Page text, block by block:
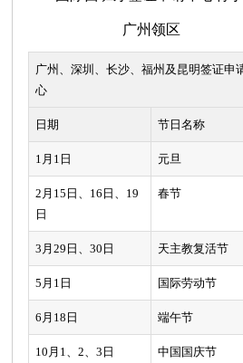
广州领区
广州、深圳、长沙、福州及昆明签证申
心
日期 节日名称
1月1日 元旦
2月15日、16日、19
日
春节
3月29日、30日 天主教复活节
5月1日 国际劳动节
6月18日 端午节
10月1、2、3日 中国国庆节